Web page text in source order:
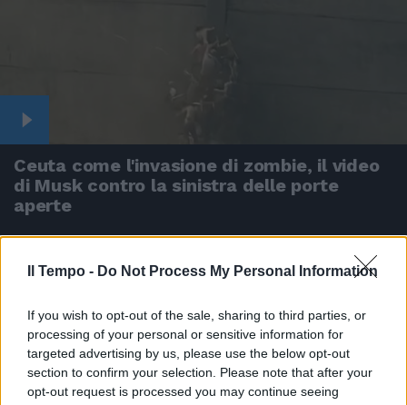
Il Tempo - Do Not Process My Personal Information
If you wish to opt-out of the sale, sharing to third parties, or
processing of your personal or sensitive information for
targeted advertising by us, please use the below opt-out
section to confirm your selection. Please note that after your
opt-out request is processed you may continue seeing
Ceuta come l'invasione di zombie, il video
di Musk contro la sinistra delle porte
aperte